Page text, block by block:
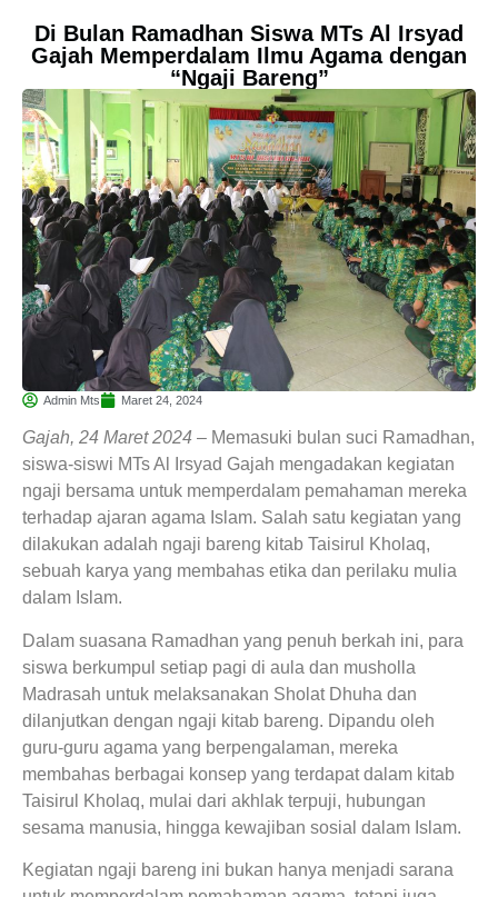
Di Bulan Ramadhan Siswa MTs Al Irsyad
Gajah Memperdalam Ilmu Agama dengan
“Ngaji Bareng”
Admin Mts Maret 24, 2024
Gajah, 24 Maret 2024 – Memasuki bulan suci Ramadhan,
siswa-siswi MTs Al Irsyad Gajah mengadakan kegiatan
ngaji bersama untuk memperdalam pemahaman mereka
terhadap ajaran agama Islam. Salah satu kegiatan yang
dilakukan adalah ngaji bareng kitab Taisirul Kholaq,
sebuah karya yang membahas etika dan perilaku mulia
dalam Islam.
Dalam suasana Ramadhan yang penuh berkah ini, para
siswa berkumpul setiap pagi di aula dan musholla
Madrasah untuk melaksanakan Sholat Dhuha dan
dilanjutkan dengan ngaji kitab bareng. Dipandu oleh
guru-guru agama yang berpengalaman, mereka
membahas berbagai konsep yang terdapat dalam kitab
Taisirul Kholaq, mulai dari akhlak terpuji, hubungan
sesama manusia, hingga kewajiban sosial dalam Islam.
Kegiatan ngaji bareng ini bukan hanya menjadi sarana